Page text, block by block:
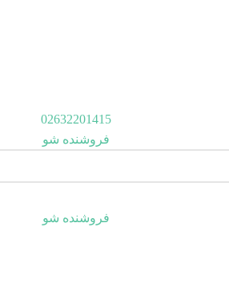
02632201415
فروشنده شو
فروشنده شو